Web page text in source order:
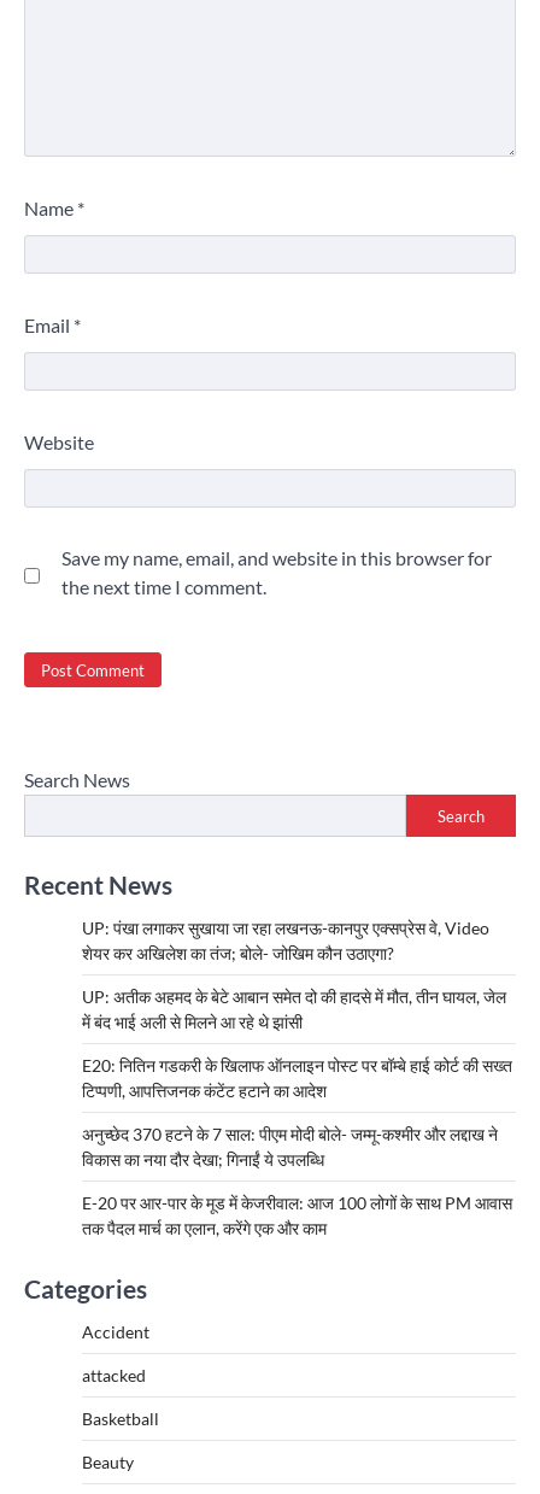
Name *
Email *
Website
Save my name, email, and website in this browser for
the next time I comment.
Search News
Search
Recent News
UP: पंखा लगाकर सुखाया जा रहा लखनऊ-कानपुर एक्सप्रेस वे, Video
शेयर कर अखिलेश का तंज; बोले- जोखिम कौन उठाएगा?
UP: अतीक अहमद के बेटे आबान समेत दो की हादसे में मौत, तीन घायल, जेल
में बंद भाई अली से मिलने आ रहे थे झांसी
E20: नितिन गडकरी के खिलाफ ऑनलाइन पोस्ट पर बॉम्बे हाई कोर्ट की सख्त
टिप्पणी, आपत्तिजनक कंटेंट हटाने का आदेश
अनुच्छेद 370 हटने के 7 साल: पीएम मोदी बोले- जम्मू-कश्मीर और लद्दाख ने
विकास का नया दौर देखा; गिनाईं ये उपलब्धि
E-20 पर आर-पार के मूड में केजरीवाल: आज 100 लोगों के साथ PM आवास
तक पैदल मार्च का एलान, करेंगे एक और काम
Categories
Accident
attacked
Basketball
Beauty